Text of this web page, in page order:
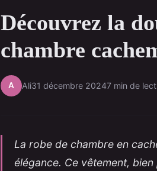
Découvrez la
chambre
A Ali31 décembre 20247 min de
La robe de chambre en
élégance. Ce vêtement,